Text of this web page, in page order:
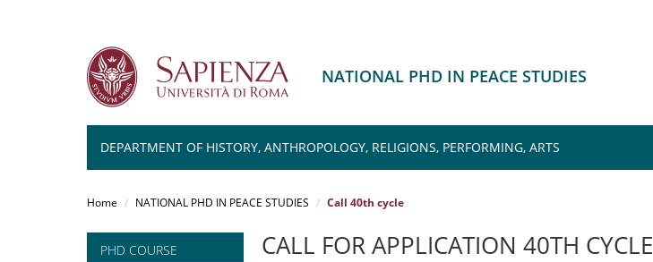
NATIONAL PHD IN PEACE STUDIES
DEPARTMENT OF HISTORY, ANTHROPOLOGY, RELIGIONS, PERFORMING, ARTS
Home NATIONAL PHD IN PEACE STUDIES Call 40th cycle
PHD COURSE CALL FOR APPLICATION 40TH CYCLE